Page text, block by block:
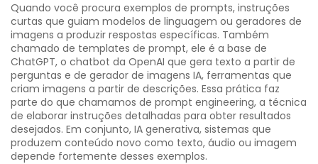
Quando você procura exemplos de prompts, instruções
curtas que guiam modelos de linguagem ou geradores de
imagens a produzir respostas específicas. Também
chamado de templates de prompt, ele é a base de
ChatGPT, o chatbot da OpenAI que gera texto a partir de
perguntas e de gerador de imagens IA, ferramentas que
criam imagens a partir de descrições. Essa prática faz
parte do que chamamos de prompt engineering, a técnica
de elaborar instruções detalhadas para obter resultados
desejados. Em conjunto, IA generativa, sistemas que
produzem conteúdo novo como texto, áudio ou imagem
depende fortemente desses exemplos.